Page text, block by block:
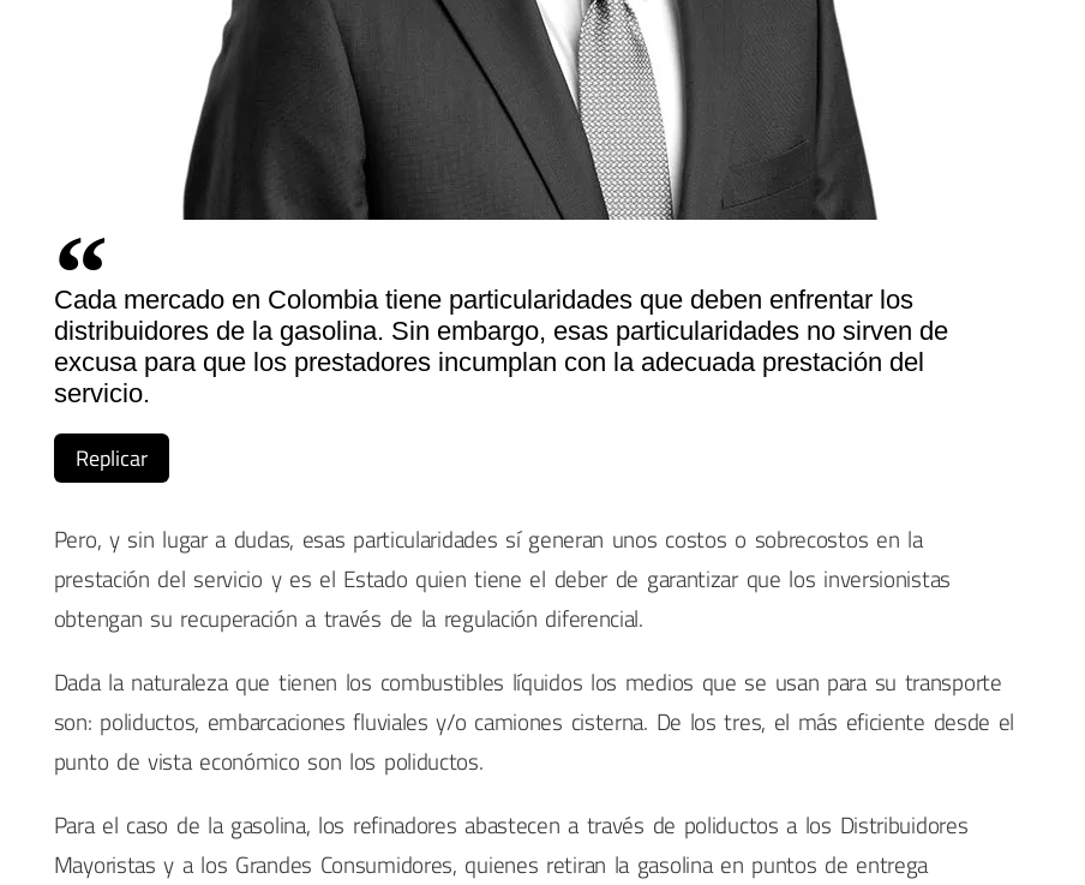
Cada mercado en Colombia tiene particularidades que deben enfrentar los
distribuidores de la gasolina. Sin embargo, esas particularidades no sirven de
excusa para que los prestadores incumplan con la adecuada prestación del
servicio.
Replicar
Pero, y sin lugar a dudas, esas particularidades sí generan unos costos o sobrecostos en la
prestación del servicio y es el Estado quien tiene el deber de garantizar que los inversionistas
obtengan su recuperación a través de la regulación diferencial.
Dada la naturaleza que tienen los combustibles líquidos los medios que se usan para su transporte
son: poliductos, embarcaciones fluviales y/o camiones cisterna. De los tres, el más eficiente desde el
punto de vista económico son los poliductos.
Para el caso de la gasolina, los refinadores abastecen a través de poliductos a los Distribuidores
Mayoristas y a los Grandes Consumidores, quienes retiran la gasolina en puntos de entrega